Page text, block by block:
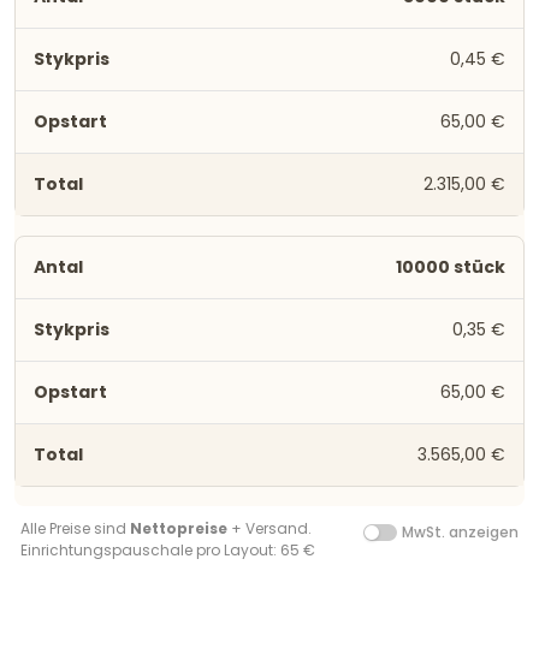
0,45 €
65,00 €
2.315,00 €
10000 stück
0,35 €
65,00 €
3.565,00 €
Alle Preise sind Nettopreise + Versand.
Einrichtungspauschale pro Layout: 65 €
MwSt. anzeigen